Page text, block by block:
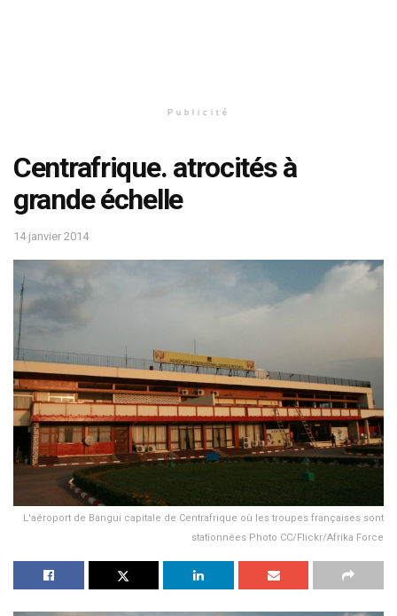
Publicité
Centrafrique. atrocités à
grande échelle
14 janvier 2014
L'aéroport de Bangui capitale de Centrafrique où les troupes françaises sont
stationnées Photo CC/Flickr/Afrika Force